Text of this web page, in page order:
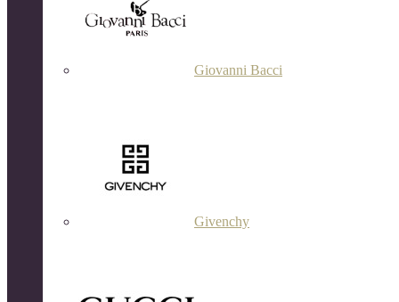
Giovanni Bacci
Givenchy